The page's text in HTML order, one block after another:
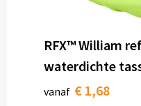
RFX™ William
waterdichte
vanaf € 1,68